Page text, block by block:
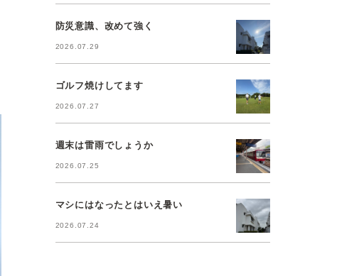
防災意識、改めて強く
2026.07.29
ゴルフ焼けしてます
2026.07.27
週末は雷雨でしょうか
2026.07.25
マシにはなったとはいえ暑い
2026.07.24